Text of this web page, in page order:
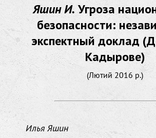
Яшин И. Угроза
безопасности:
экспектный доклад
Кадырове)
(Лютий 2016 р.)
Илья Яшин